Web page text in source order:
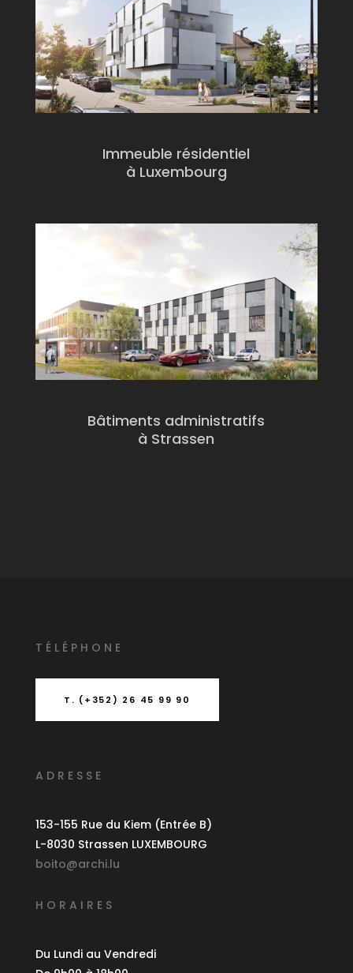
Immeuble résidentiel
à Luxembourg
Bâtiments administratifs
à Strassen
T É L É PHONE
T. (+352) 26 45 99 90
ADRESSE
153-155 Rue du Kiem (Entrée B)
L-8030 Strassen LUXEMBOURG
boito@archi.lu
HORAIRES
Du Lundi au Vendredi